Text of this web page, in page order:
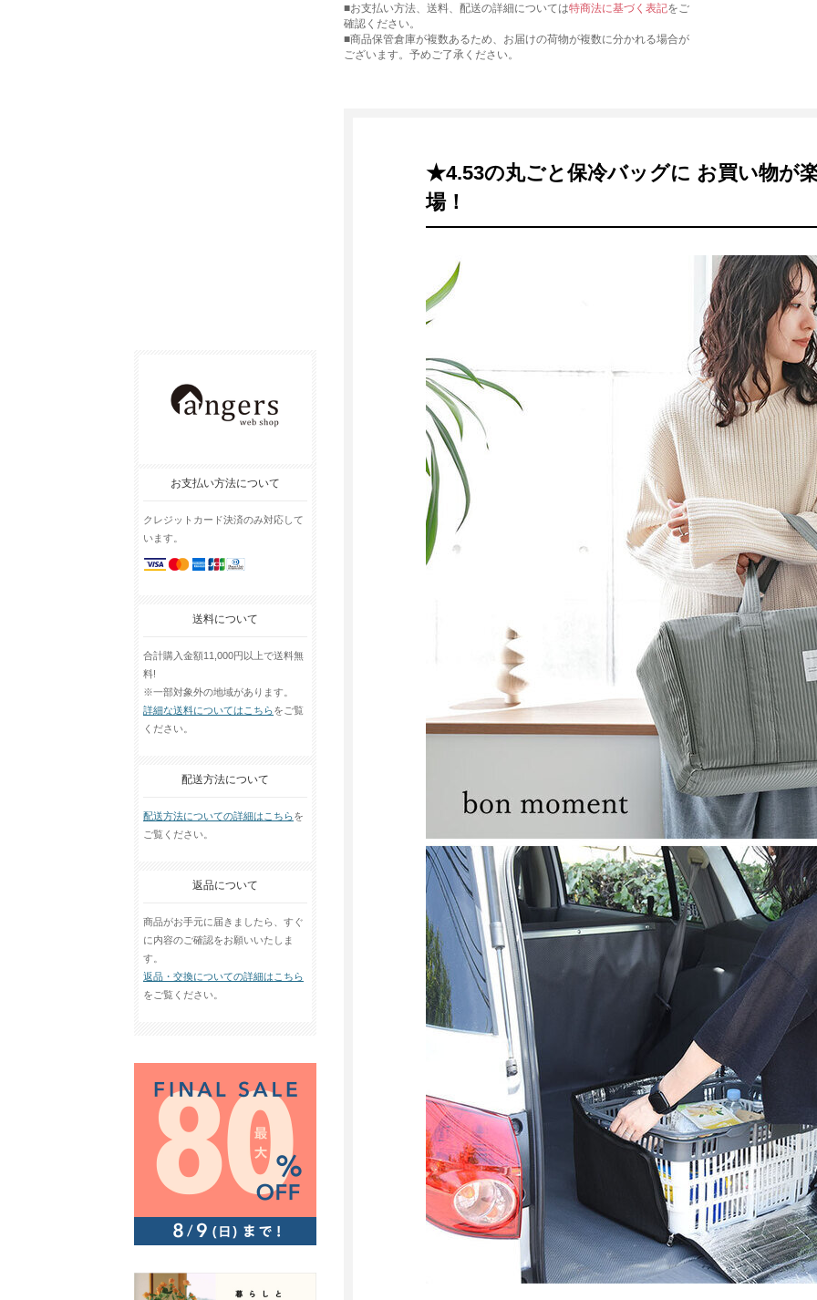
お支払い方法について
クレジットカード決済のみ対応して
います。
送料について
合計購入金額11,000円以上で送料無
料!
※一部対象外の地域があります。
詳細な送料についてはこちらをご覧
ください。
配送方法について
配送方法についての詳細はこちらを
ご覧ください。
返品について
商品がお手元に届きましたら、すぐ
に内容のご確認をお願いいたしま
す。
返品・交換についての詳細はこちら
をご覧ください。
■お支払い方法、送料、配送の詳細については特商法に基づく表記をご
確認ください。
■商品保管倉庫が複数あるため、お届けの荷物が複数に分かれる場合が
ございます。予めご了承ください。
★4.53の丸ごと保冷バッグに お買い物が
場！